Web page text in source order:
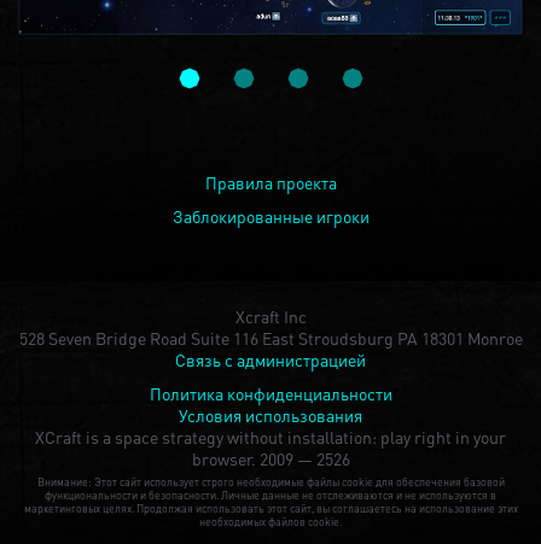
Правила проекта
Заблокированные игроки
Xcraft Inc
528 Seven Bridge Road Suite 116 East Stroudsburg PA 18301 Monroe
Связь с администрацией
Политика конфиденциальности
Условия использования
XCraft is a space strategy without installation: play right in your
browser. 2009 — 2526
Внимание: Этот сайт использует строго необходимые файлы cookie для обеспечения базовой
функциональности и безопасности. Личные данные не отслеживаются и не используются в
маркетинговых целях. Продолжая использовать этот сайт, вы соглашаетесь на использование этих
необходимых файлов cookie.